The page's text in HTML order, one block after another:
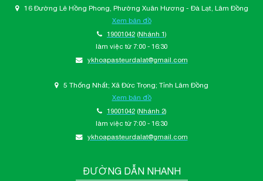
16 Đường Lê Hồng Phong, Phường Xuân Hương - Đà Lạt, Lâm Đồng
Xem bản đồ
19001042 (Nhánh 1)
làm việc từ 7:00 - 16:30
ykhoapasteurdalat@gmail.com
5 Thống Nhất; Xã Đức Trọng; Tỉnh Lâm Đồng
Xem bản đồ
19001042 (Nhánh 2)
làm việc từ 7:00 - 16:30
ykhoapasteurdalat@gmail.com
ĐƯỜNG DẪN NHANH